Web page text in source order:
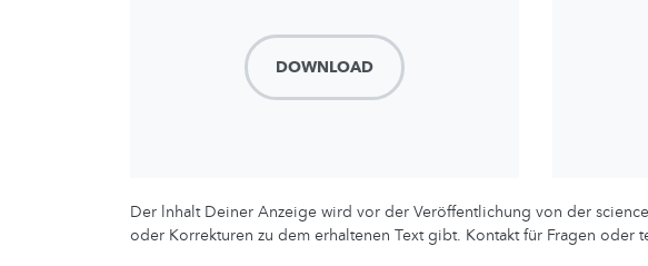
DOWNLOAD
Der lnhalt Deiner Anzeige wird vor der Veröffentlichung von der
oder Korrekturen zu dem erhaltenen Text gibt. Kontakt für Fragen oder